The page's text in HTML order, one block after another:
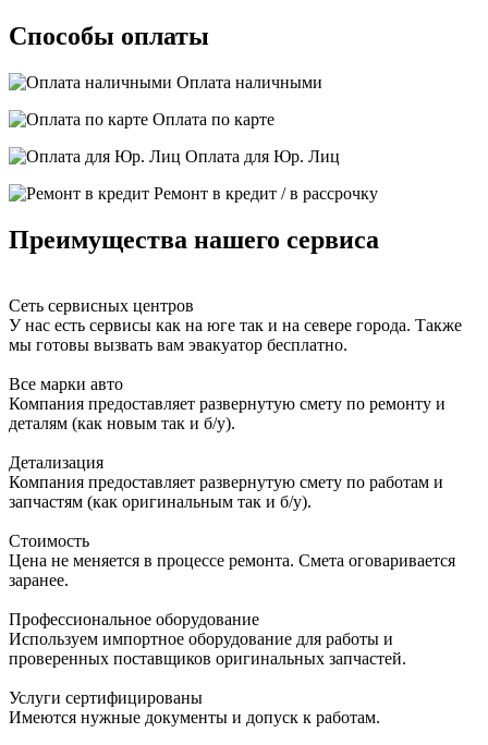
Способы оплаты
Оплата наличными
Оплата по карте
Оплата для Юр. Лиц
Ремонт в кредит / в рассрочку
Преимущества нашего сервиса
Сеть сервисных центров
У нас есть сервисы как на юге так и на севере города. Также
мы готовы вызвать вам эвакуатор бесплатно.
Все марки авто
Компания предоставляет развернутую смету по ремонту и
деталям (как новым так и б/у).
Детализация
Компания предоставляет развернутую смету по работам и
запчастям (как оригинальным так и б/у).
Стоимость
Цена не меняется в процессе ремонта. Смета оговаривается
заранее.
Профессиональное оборудование
Используем импортное оборудование для работы и
проверенных поставщиков оригинальных запчастей.
Услуги сертифицированы
Имеются нужные документы и допуск к работам.